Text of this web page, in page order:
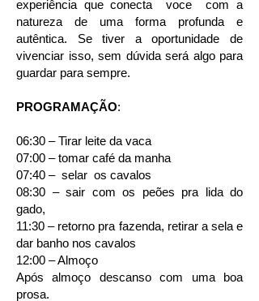
experiência que conecta voce com a
natureza de uma forma profunda e
autêntica. Se tiver a oportunidade de
vivenciar isso, sem dúvida será algo para
guardar para sempre.
PROGRAMAÇÃO:
06:30 – Tirar leite da vaca
07:00 – tomar café da manha
07:40 – selar os cavalos
08:30 – sair com os peões pra lida do
gado,
11:30 – retorno pra fazenda, retirar a sela e
dar banho nos cavalos
12:00 – Almoço
Após almoço descanso com uma boa
prosa.